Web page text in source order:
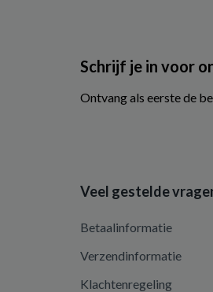
Schrijf je in voor
Ontvang als eerste de
Veel gestelde
Betaalinformatie
Verzendinformatie
Klachtenregeling